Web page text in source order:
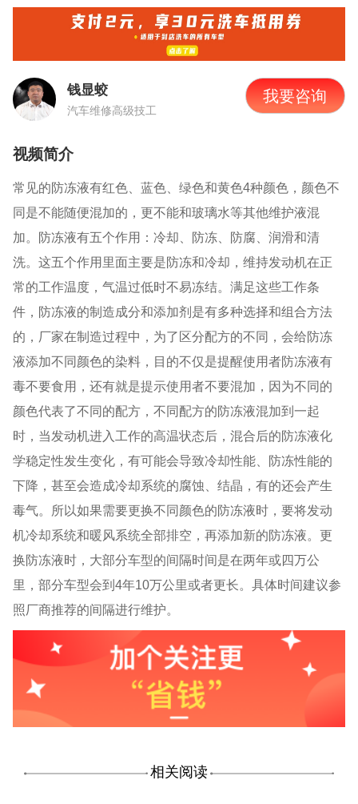
钱显蛟
汽车维修高级技工
我要咨询
视频简介
常见的防冻液有红色、蓝色、绿色和黄色4种颜色，颜色不
同是不能随便混加的，更不能和玻璃水等其他维护液混
加。防冻液有五个作用：冷却、防冻、防腐、润滑和清
洗。这五个作用里面主要是防冻和冷却，维持发动机在正
常的工作温度，气温过低时不易冻结。满足这些工作条
件，防冻液的制造成分和添加剂是有多种选择和组合方法
的，厂家在制造过程中，为了区分配方的不同，会给防冻
液添加不同颜色的染料，目的不仅是提醒使用者防冻液有
毒不要食用，还有就是提示使用者不要混加，因为不同的
颜色代表了不同的配方，不同配方的防冻液混加到一起
时，当发动机进入工作的高温状态后，混合后的防冻液化
学稳定性发生变化，有可能会导致冷却性能、防冻性能的
下降，甚至会造成冷却系统的腐蚀、结晶，有的还会产生
毒气。所以如果需要更换不同颜色的防冻液时，要将发动
机冷却系统和暖风系统全部排空，再添加新的防冻液。更
换防冻液时，大部分车型的间隔时间是在两年或四万公
里，部分车型会到4年10万公里或者更长。具体时间建议参
照厂商推荐的间隔进行维护。
相关阅读